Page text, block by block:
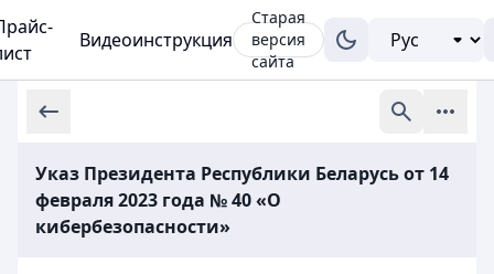
Видеоинструкция
Старая
версия
сайта
Указ Президента Республики Беларусь от 14
февраля 2023 года № 40 «О
кибербезопасности»